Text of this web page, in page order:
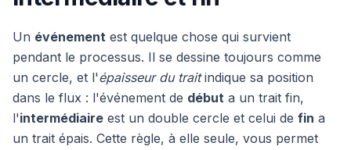
Un événement est quelque chose qui survient
pendant le processus. Il se dessine toujours comme
un cercle, et l'épaisseur du traitindique sa position
dans le flux : l'événement de début a un trait fin,
l'intermédiaire est un double cercle et celui de fin a
un trait épais. Cette règle, à elle seule, vous permet